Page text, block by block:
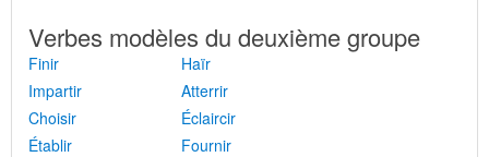
Verbes modèles du deuxième groupe
Finir
Haïr
Impartir
Atterrir
Choisir
Éclaircir
Établir
Fournir